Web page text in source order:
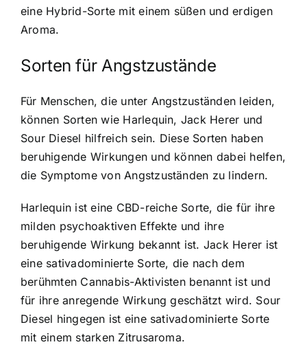
eine Hybrid-Sorte mit einem süßen und erdigen
Aroma.
Sorten für Angstzustände
Für Menschen, die unter Angstzuständen leiden,
können Sorten wie Harlequin, Jack Herer und
Sour Diesel hilfreich sein. Diese Sorten haben
beruhigende Wirkungen und können dabei helfen,
die Symptome von Angstzuständen zu lindern.
Harlequin ist eine CBD-reiche Sorte, die für ihre
milden psychoaktiven Effekte und ihre
beruhigende Wirkung bekannt ist. Jack Herer ist
eine sativadominierte Sorte, die nach dem
berühmten Cannabis-Aktivisten benannt ist und
für ihre anregende Wirkung geschätzt wird. Sour
Diesel hingegen ist eine sativadominierte Sorte
mit einem starken Zitrusaroma.